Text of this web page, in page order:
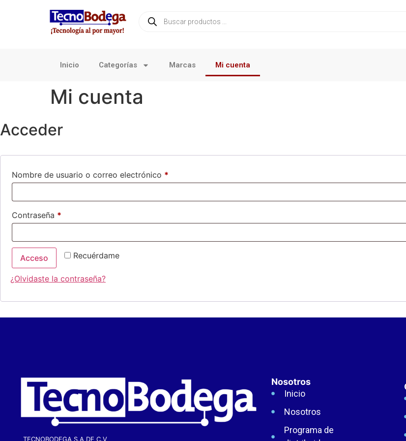
Inicio Categorías Marcas Mi cuenta
Mi cuenta
Acceder
Nombre de usuario o correo electrónico *
Contraseña *
Recuérdame
Acceso
¿Olvidaste la contraseña?
TECNOBODEGA S.A DE C.V
Nosotros
Inicio
Nosotros
Programa de